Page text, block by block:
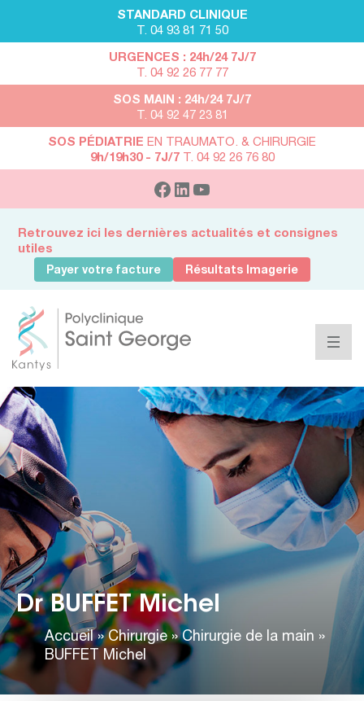
STANDARD CLINIQUE
T. 04 93 81 71 50
URGENCES : 24h/24 7J/7
T. 04 92 26 77 77
SOS MAIN : 24h/24 7J/7
T. 04 92 47 23 81
SOS PÉDIATRIE EN TRAUMATO. & CHIRURGIE
9h/19h30 - 7J/7T. 04 92 26 76 80
Retrouvez ici les dernières actualités et consignes
utiles
Payer votre facture Résultats Imagerie
Dr BUFFET Michel
Accueil»Chirurgie»Chirurgie de la main »
BUFFET Michel